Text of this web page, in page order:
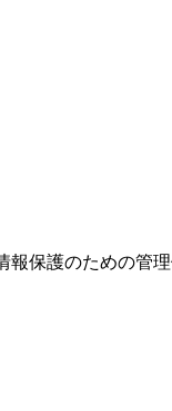
保護のための管